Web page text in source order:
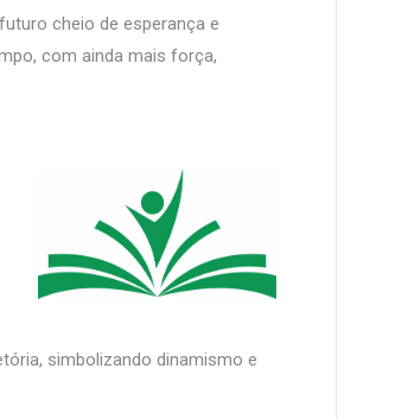
cheio de esperança e
com ainda mais força,
simbolizando dinamismo e